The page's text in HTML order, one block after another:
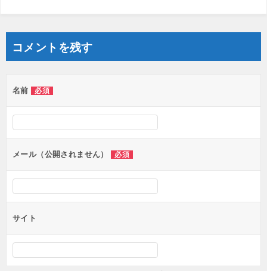
コメントを残す
名前 必須
メール（公開されません） 必須
サイト